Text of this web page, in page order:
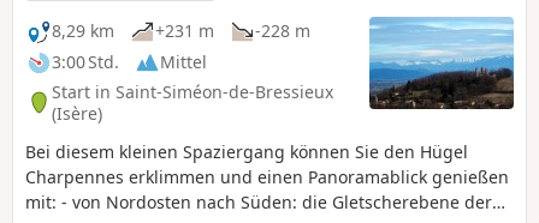
8,29 km
+231 m
-228 m
3:00 Std.
Mittel
Start in Saint-Siméon-de-Bressieux
(Isère)
Bei diesem kleinen Spaziergang können Sie den Hügel
Charpennes erklimmen und einen Panoramablick genießen
mit: - von Nordosten nach Süden: die Gletscherebene der